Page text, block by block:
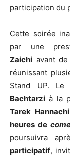
participation du
Cette soirée
par une
Zaichi avant
réunissant
Stand UP. Le
Bachtarzi à la
Tarek
heures de
poursuivra
participatif,